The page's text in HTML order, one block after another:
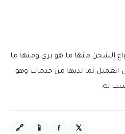
الشحن منها ما هو بري ومنها ما
لما لديها من خدمات وهو
له.
𝕏
f
📱
🔗